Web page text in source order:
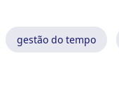
gestão do tempo